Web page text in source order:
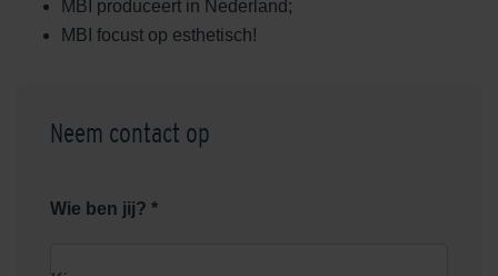
MBI produceert in Nederland;
MBI focust op esthetisch!
Neem contact op
Wie ben jij? *